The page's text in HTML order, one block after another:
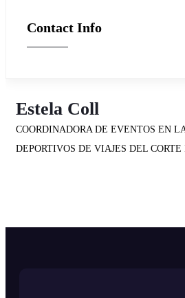
Contact Info
Estela Coll
COORDINADORA DE EVENTOS EN
DEPORTIVOS DE VIAJES DEL CORTE